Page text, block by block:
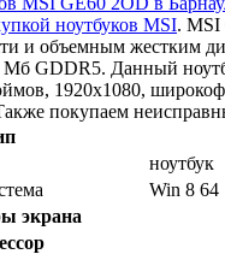
ноутбуков MSI. MSI
и объемным жестким
Мб GDDR5. Данный
1920x1080,
покупаем
ноутбук
Win 8 64
экрана